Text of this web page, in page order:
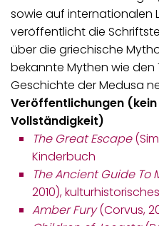
sowie auf internationalen
veröffentlicht die
über die griechische
bekannte Mythen wie den
Geschichte der Medusa
Veröffentlichungen
Vollständigkeit)
The Great Escape
Kinderbuch
The Ancient Guide To
2010),
Amber Fury(Corvus,